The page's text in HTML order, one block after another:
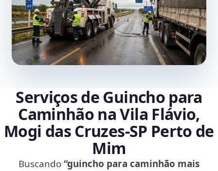
Serviços de Guincho para
Caminhão na Vila Flávio,
Mogi das Cruzes‑SP Perto de
Mim
Buscando“guincho para caminhão mais